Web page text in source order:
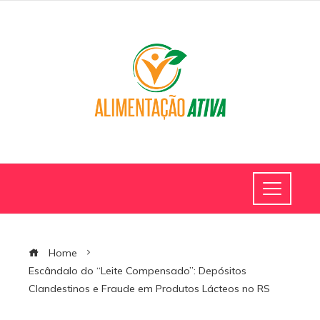
Home
Escândalo do “Leite Compensado”: Depósitos
Clandestinos e Fraude em Produtos Lácteos no RS